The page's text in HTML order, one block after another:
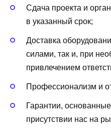
Сдача проекта и
в указанный срок;
Доставка
силами, так и, при
привлечением
Профессионализм и
Гарантии,
присутствии нас на